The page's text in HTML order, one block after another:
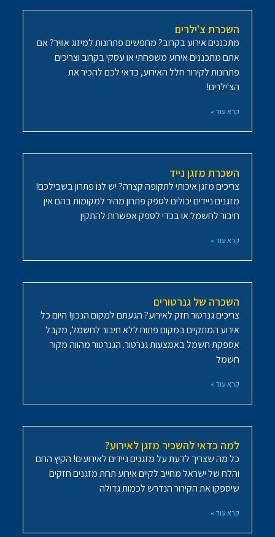
השכרת צ'ילרים
מתכננים אירוע בקרוב? מחפשים פתרונות למיזוג אוויר? אם
אתם מתכננים אירוע משפחתי או עסקי בקרוב וצריכים
פתרונות לקירור חלל האירוע, כדאי לכם להכיר את
הצ'ילרים!
קרא עוד »
השכרת מזגן נייד
צריכים מזגן איכותי לתקופה קצרה? יש לנו פתרון בשבילכם!
מזגנים ניידים יכולים לספק פתרון מהיר למקומות בהם אין
חיבור לחשמל או בכדי לספק אפשרות להתקין
קרא עוד »
השכרה של גנרטורים
צריכים גנרטור חזק לאירוע? הגעתם למקום הנכון! היום כל
אירוע המתקיים במקום פתוח ללא חיבור לחשמל, מקבל
אספקת חשמל באמצעות גנרטור. הגנרטור מהווה מקור
חשמל
קרא עוד »
למה כדאי להשכיר מזגן לאירוע?
כל מה שצריך לדעת על מזגנים ניידים לאירועים! הקיץ החם
והלח של ישראל מחייב לקיים אירוע תחת מזגנים חזקים
שיספקו את הקירור הנדרש לכמות גדולה
קרא עוד »